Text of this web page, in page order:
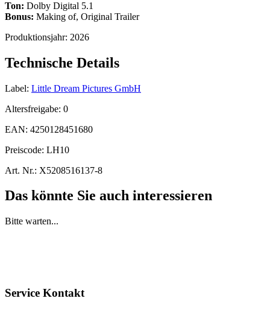
Ton: Dolby Digital 5.1
Bonus: Making of, Original Trailer
Produktionsjahr: 2026
Technische Details
Label: Little Dream Pictures GmbH
Altersfreigabe: 0
EAN: 4250128451680
Preiscode: LH10
Art. Nr.: X5208516137-8
Das könnte Sie auch interessieren
Bitte warten...
Service Kontakt